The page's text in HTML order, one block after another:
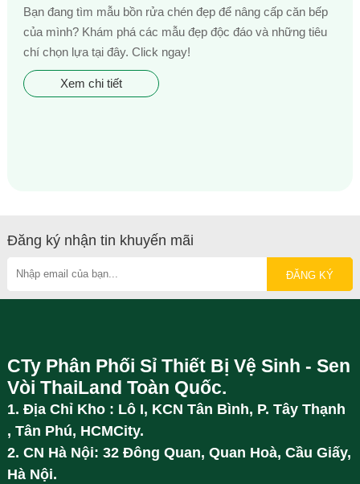
Bạn đang tìm mẫu bồn rửa chén đẹp để nâng cấp căn bếp
của mình? Khám phá các mẫu đẹp độc đáo và những tiêu
chí chọn lựa tại đây. Click ngay!
Xem chi tiết
Đăng ký nhận tin khuyến mãi
CTy Phân Phối Sỉ Thiết Bị Vệ Sinh - Sen
Vòi ThaiLand Toàn Quốc.
1. Địa Chỉ Kho : Lô I, KCN Tân Bình, P. Tây Thạnh
, Tân Phú, HCMCity.
2. CN Hà Nội: 32 Đông Quan, Quan Hoà, Cầu Giấy,
Hà Nội.